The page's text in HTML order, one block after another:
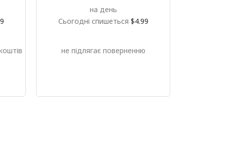
на день
Сьогодні спишеться $4.99
не підлягає поверненню